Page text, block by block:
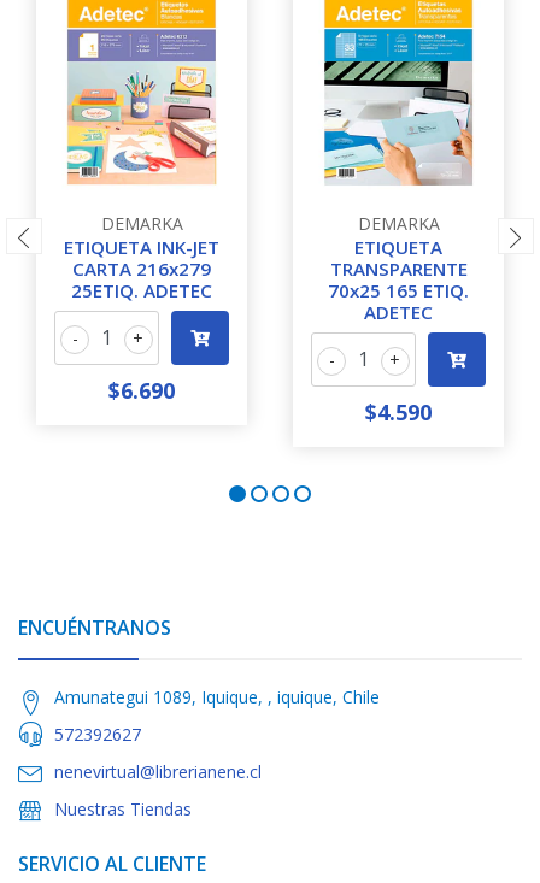
DEMARKA
ETIQUETA INK-JET
CARTA 216x279
25ETIQ. ADETEC
+
-
$6.690
DEMARKA
ETIQUETA
TRANSPARENTE
70x25 165 ETIQ.
ADETEC
+
-
$4.590
ENCUÉNTRANOS
Amunategui 1089, Iquique, , iquique, Chile
572392627
nenevirtual@librerianene.cl
Nuestras Tiendas
SERVICIO AL CLIENTE